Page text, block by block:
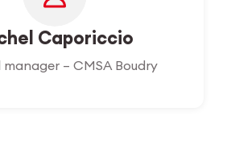
Caporiccio
– CMSA Boudry